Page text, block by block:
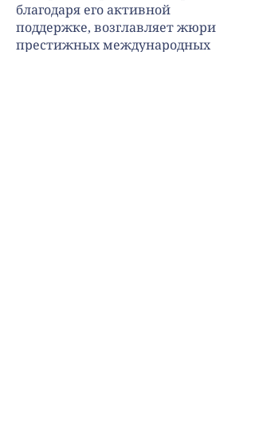
благодаря его активной
поддержке, возглавляет жюри
престижных международных